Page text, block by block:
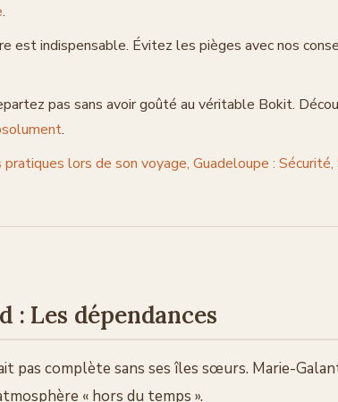
.
est indispensable. Évitez les pièges avec nos
pas sans avoir goûté au véritable Bokit.
.
pratiques lors de son voyage, Guadeloupe :
: Les dépendances
pas complète sans ses îles sœurs. Marie-
« hors du temps ».